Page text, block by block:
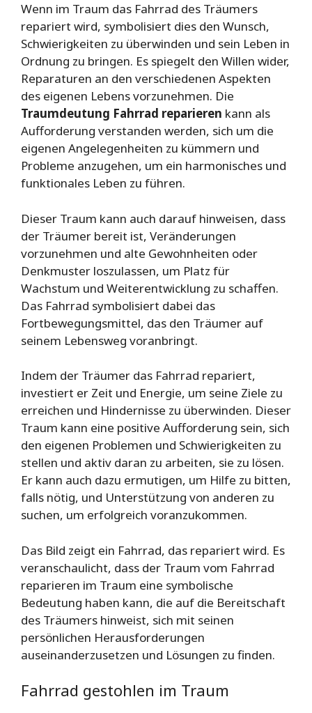
Wenn im Traum das Fahrrad des Träumers
repariert wird, symbolisiert dies den Wunsch,
Schwierigkeiten zu überwinden und sein Leben in
Ordnung zu bringen. Es spiegelt den Willen wider,
Reparaturen an den verschiedenen Aspekten
des eigenen Lebens vorzunehmen. Die
Traumdeutung Fahrrad reparieren kann als
Aufforderung verstanden werden, sich um die
eigenen Angelegenheiten zu kümmern und
Probleme anzugehen, um ein harmonisches und
funktionales Leben zu führen.
Dieser Traum kann auch darauf hinweisen, dass
der Träumer bereit ist, Veränderungen
vorzunehmen und alte Gewohnheiten oder
Denkmuster loszulassen, um Platz für
Wachstum und Weiterentwicklung zu schaffen.
Das Fahrrad symbolisiert dabei das
Fortbewegungsmittel, das den Träumer auf
seinem Lebensweg voranbringt.
Indem der Träumer das Fahrrad repariert,
investiert er Zeit und Energie, um seine Ziele zu
erreichen und Hindernisse zu überwinden. Dieser
Traum kann eine positive Aufforderung sein, sich
den eigenen Problemen und Schwierigkeiten zu
stellen und aktiv daran zu arbeiten, sie zu lösen.
Er kann auch dazu ermutigen, um Hilfe zu bitten,
falls nötig, und Unterstützung von anderen zu
suchen, um erfolgreich voranzukommen.
Das Bild zeigt ein Fahrrad, das repariert wird. Es
veranschaulicht, dass der Traum vom Fahrrad
reparieren im Traum eine symbolische
Bedeutung haben kann, die auf die Bereitschaft
des Träumers hinweist, sich mit seinen
persönlichen Herausforderungen
auseinanderzusetzen und Lösungen zu finden.
Fahrrad gestohlen im Traum